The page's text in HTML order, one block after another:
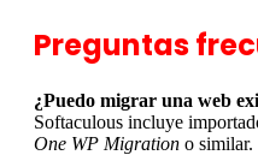
Preguntas
¿Puedo migrar una web
Softaculous incluye
One WP Migration o similar.